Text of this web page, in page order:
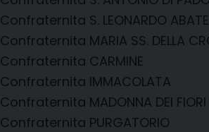
Confraternita S. LEONARDO ABATE
Confraternita MARIA SS. DELLA
Confraternita CARMINE
Confraternita IMMACOLATA
Confraternita MADONNA DEI FIORI
Confraternita PURGATORIO